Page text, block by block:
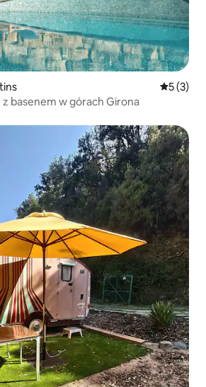
Średnia
5 (3)
basenem w górach Girona